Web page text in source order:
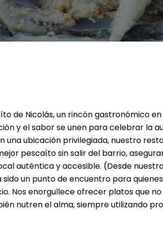
de Nicolás, un rincón gastronómico
y el sabor se unen para celebrar la
una ubicación privilegiada, nuestro
pescaíto sin salir del barrio,
auténtica y accesible. (Desde
sido un punto de encuentro para
Nos enorgullece ofrecer platos que
nutren el alma, siempre utilizando